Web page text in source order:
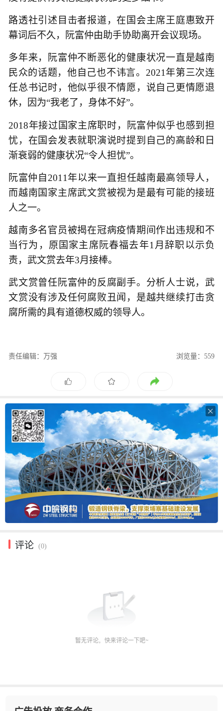
路透社引述目击者报道，在国会主席王庭惠致开
幕词后不久，阮富仲由助手协助离开会议现场。
多年来，阮富仲不断恶化的健康状况一直是越南
民众的话题，他自己也不讳言。2021年第三次连
任总书记时，他似乎很不情愿，说自己更情愿退
休，因为“我老了，身体不好”。
2018年接过国家主席职时，阮富仲似乎也感到担
忧，在国会发表就职演说时提到自己的高龄和日
渐衰弱的健康状况“令人担忧”。
阮富仲自2011年以来一直担任越南最高领导人，
而越南国家主席武文赏被视为是最有可能的接班
人之一。
越南多名官员被揭在冠病疫情期间作出违规和不
当行为，原国家主席阮春福去年1月辞职以示负
责，武文赏去年3月接棒。
武文赏曾任阮富仲的反腐副手。分析人士说，武
文赏没有涉及任何腐败丑闻，是越共继续打击贪
腐所需的具有道德权威的领导人。
责任编辑：万强 浏览量：559

评论 (0)